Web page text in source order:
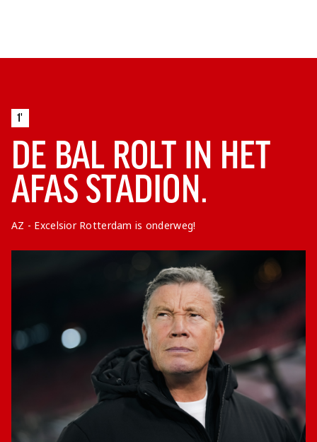
1'
DE BAL ROLT IN HET
AFAS STADION.
AZ - Excelsior Rotterdam is onderweg!